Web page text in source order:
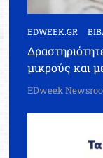
EDWEEK.GR
μικρούς και
EDweek